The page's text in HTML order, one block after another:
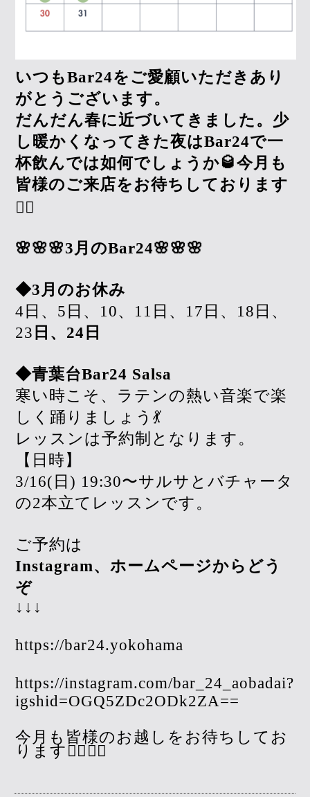
いつもBar24をご愛顧いただきあり
がとうございます。
だんだん春に近づいてきました。少
し暖かくなってきた夜はBar24で一
杯飲んでは如何でしょうか🥃今月も
皆様のご来店をお待ちしております
🙇‍♀️
🌸🌸🌸3月のBar24🌸🌸🌸
◆3月のお休み
4日、5日、10、11日、17日、18日、
23 日、24日
◆青葉台Bar24 Salsa
寒い時こそ、ラテンの熱い音楽で楽
しく踊りましょう💃
レッスンは予約制となります。
【日時】
3/16(日) 19:30〜サルサとバチャータ
の2本立てレッスンです。
ご予約は
Instagram、ホームページからどう
ぞ
↓↓↓
https://bar24.yokohama
https://instagram.com/bar_24_aobadai?
igshid=OGQ5ZDc2ODk2ZA==
今月も皆様のお越しをお待ちしてお
ります🙇‍♀️🙇‍♀️